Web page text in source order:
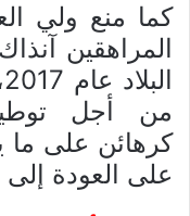
كما منع ولي
المراهقين
من أجل
كرهائن على ما
على العودة إلى